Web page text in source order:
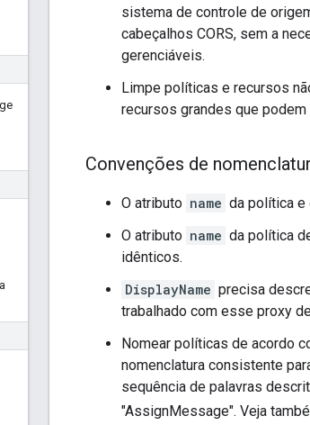
sistema de controle de
cabeçalhos CORS, sem a
gerenciáveis.
Limpe políticas e recursos
recursos grandes que
Convenções de
O atributo name da política e
O atributo name da política
idênticos.
DisplayName precisa
trabalhado com esse proxy
Nomear políticas de acordo
nomenclatura consistente
sequência de palavras
"AssignMessage". Veja